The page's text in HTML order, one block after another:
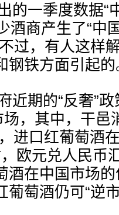
的一季度数据“
酒商产生了“中
过，有人这样
钢铁方面引起的
近期的“反奢”
，其中，干邑
进口红葡萄酒
欧元兑人民币
酒在中国市场
葡萄酒仍可“逆